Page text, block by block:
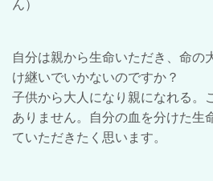
ん）
自分は親から生命いただき、命の
け継いでいかないのですか？
子供から大人になり親になれる。
ありません。自分の血を分けた生
ていただきたく思います。